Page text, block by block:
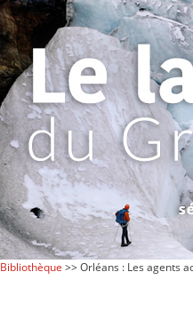
Bibliothèque >> Orléans : Les agents